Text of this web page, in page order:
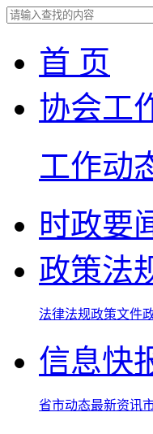
首 页
协会工
工作动
时政要
政策法
法律法规政策文件
信息快
省市动态最新资讯